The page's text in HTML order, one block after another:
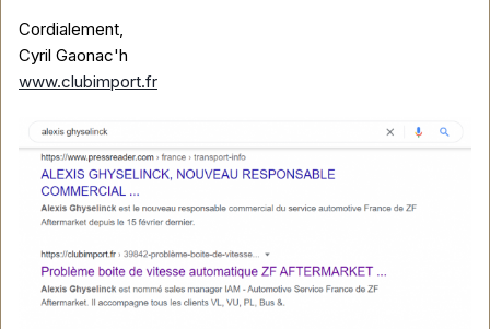
Cordialement,
Cyril Gaonac'h
www.clubimport.fr